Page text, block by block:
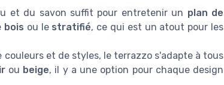
et du savon suffit pour entretenir un plan de
bois ou le stratifié, ce qui est un atout pour les
et de styles, le terrazzo s'adapte à tous
ou beige, il y a une option pour chaque design